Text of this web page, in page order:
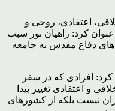
اعتقادی، روحی و
کرد: راهیان نور سبب
دفاع مقدس به جامعه
کرد: افرادی که در سفر
و اعتقادی تغییر پیدا
نیست بلکه از کشورهای